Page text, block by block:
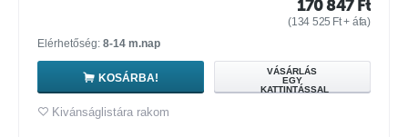
170 847 Ft
(134 525 Ft+ áfa)
Elérhetőség: 8-14 m.nap
KOSÁRBA!
VÁSÁRLÁS
EGY
KATTINTÁSSAL
Kivánságlistára rakom